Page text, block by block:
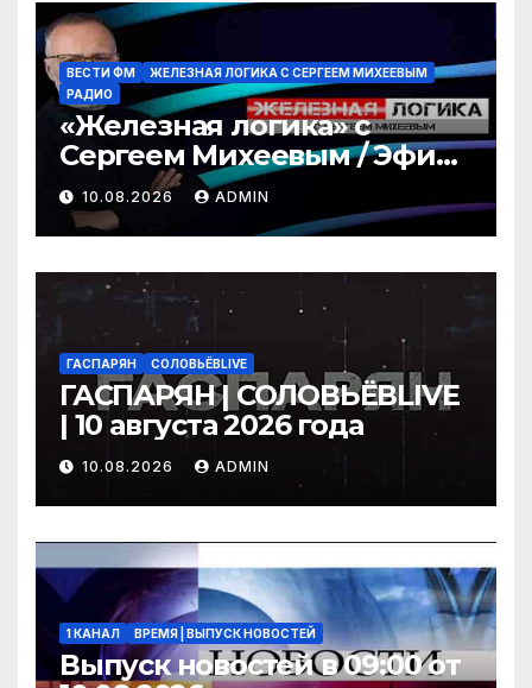
ВЕСТИ ФМ
ЖЕЛЕЗНАЯ ЛОГИКА С СЕРГЕЕМ МИХЕЕВЫМ
РАДИО
«Железная логика» с
Сергеем Михеевым / Эфир
10.08.2026
10.08.2026 ADMIN
ГАСПАРЯН СОЛОВЬЁВLIVE
ГАСПАРЯН | СОЛОВЬЁВLIVE
| 10 августа 2026 года
10.08.2026 ADMIN
1 КАНАЛ ВРЕМЯ | ВЫПУСК НОВОСТЕЙ
Выпуск новостей в 09:00 от